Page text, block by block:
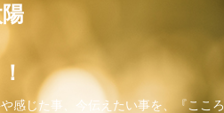
ー森山太陽
ログ
感じた事、今伝えたい事を、『ここ